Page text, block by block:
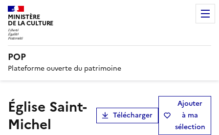
MINISTÈRE
DE LA CULTURE
POP
Plateforme ouverte du patrimoine
Église Saint-
Michel
Télécharger
Ajouter
à ma
sélection